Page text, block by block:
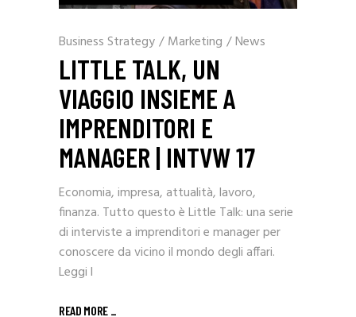
Business Strategy/ Marketing /News
LITTLE TALK, UN
VIAGGIO INSIEME A
IMPRENDITORI E
MANAGER | INTVW 17
Economia, impresa, attualità, lavoro,
finanza. Tutto questo è Little Talk: una serie
di interviste a imprenditori e manager per
conoscere da vicino il mondo degli affari.
Leggi l
READ MORE _